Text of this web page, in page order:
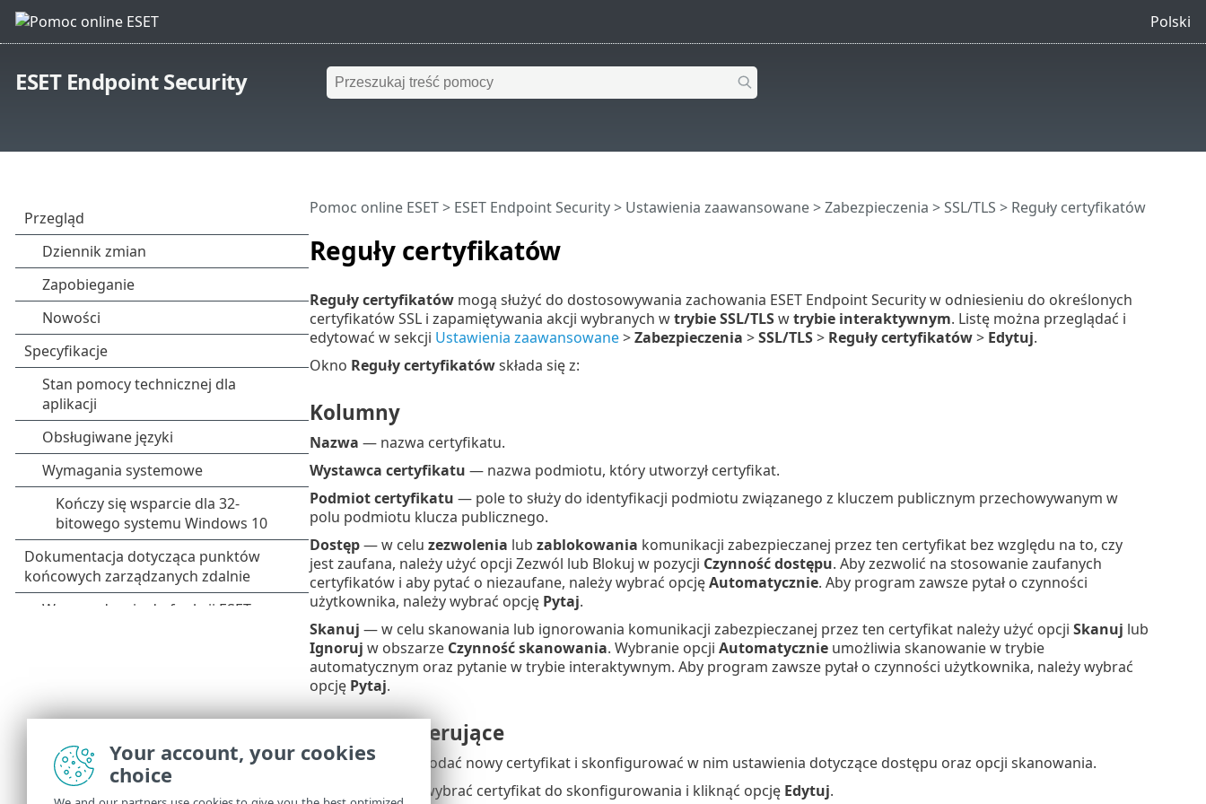
Polski
ESET Endpoint Security
Reguły certyfikatów
Pomoc online ESET> ESET Endpoint Security> Ustawienia zaawansowane>Zabezpieczenia >SSL/TLS > Reguły certyfikatów
Reguły certyfikatówmogą służyć do dostosowywania zachowania ESET Endpoint Security w odniesieniu do określonych
certyfikatów SSL i zapamiętywania akcji wybranych wtrybie SSL/TLSwtrybie interaktywnym. Listę można przeglądać i
edytować w sekcji Ustawienia zaawansowane>Zabezpieczenia >SSL/TLS> Reguły certyfikatów> Edytuj.
Okno Reguły certyfikatówskłada się z:
Kolumny
Nazwa — nazwa certyfikatu.
Wystawca certyfikatu — nazwa podmiotu, który utworzył certyfikat.
Podmiot certyfikatu — pole to służy do identyfikacji podmiotu związanego z kluczem publicznym przechowywanym w
polu podmiotu klucza publicznego.
Dostęp— w celu zezwolenia lub zablokowania komunikacji zabezpieczanej przez ten certyfikat bez względu na to, czy
jest zaufana, należy użyć opcji Zezwól lub Blokuj w pozycji Czynność dostępu. Aby zezwolić na stosowanie zaufanych
certyfikatów i aby pytać o niezaufane, należy wybrać opcjęAutomatycznie. Aby program zawsze pytał o czynności
użytkownika, należy wybrać opcję Pytaj.
Skanuj — w celu skanowania lub ignorowania komunikacji zabezpieczanej przez ten certyfikat należy użyć opcji Skanuj lub
Ignoruj w obszarze Czynność skanowania. Wybranie opcji Automatycznieumożliwia skanowanie w trybie
automatycznym oraz pytanie w trybie interaktywnym. Aby program zawsze pytał o czynności użytkownika, należy wybrać
opcję Pytaj.
Elementy sterujące
Dodaj— należy dodać nowy certyfikat i skonfigurować w nim ustawienia dotyczące dostępu oraz opcji skanowania.
— należy wybrać certyfikat do skonfigurowania i kliknąć opcję Edytuj.
Your account, your cookies
choice